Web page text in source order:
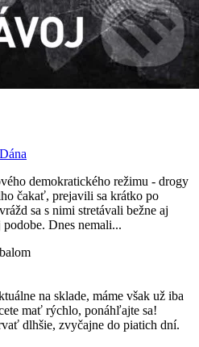
demokratického režimu - drogy
čakať, prejavili sa krátko po
sa s nimi stretávali bežne aj
Dnes nemali...
na sklade, máme však už iba
mať rýchlo, ponáhľajte sa!
dlhšie, zvyčajne do piatich dní.